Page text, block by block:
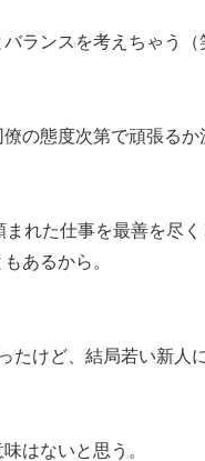
ランスを考えちゃう（
の態度次第で頑張るか
れた仕事を最善を尽
あるから。
けど、結局若い新人
はないと思う。